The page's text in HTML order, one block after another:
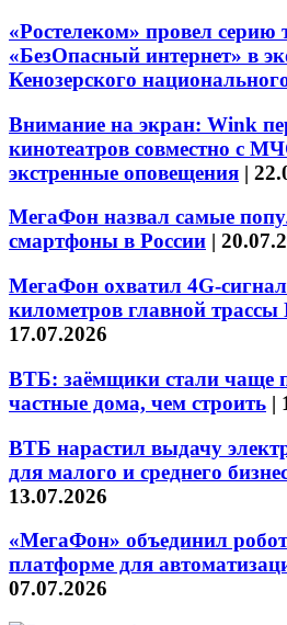
«Ростелеком» провел серию
«БезОпасный интернет» в
Кенозерского
Внимание на экран: Wink
кинотеатров совместно с
экстренные оповещения |
МегаФон назвал самые
смартфоны в России |
МегаФон охватил 4G-
километров главной
17.07.2026
ВТБ: заёмщики стали чаще
частные дома, чем строить |
ВТБ нарастил выдачу
для малого и среднего
13.07.2026
«МегаФон» объединил
платформе для
07.07.2026